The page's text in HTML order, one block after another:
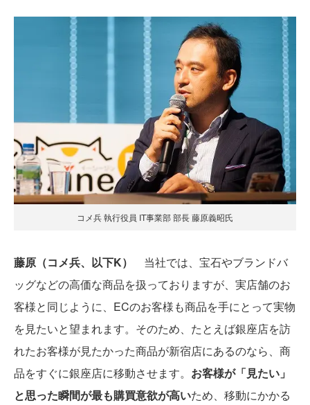
コメ兵 執行役員 IT事業部 部長 藤原義昭氏
藤原（コメ兵、以下K）
当社では、宝石やブランドバ
ッグなどの高価な商品を扱っておりますが、実店舗のお
客様と同じように、ECのお客様も商品を手にとって実物
を見たいと望まれます。そのため、たとえば銀座店を訪
れたお客様が見たかった商品が新宿店にあるのなら、商
品をすぐに銀座店に移動させます。 お客様が「見たい」
と思った瞬間が最も購買意欲が高いため、移動にかかる